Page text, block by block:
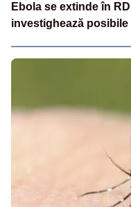
Ebola se extinde în
investighează